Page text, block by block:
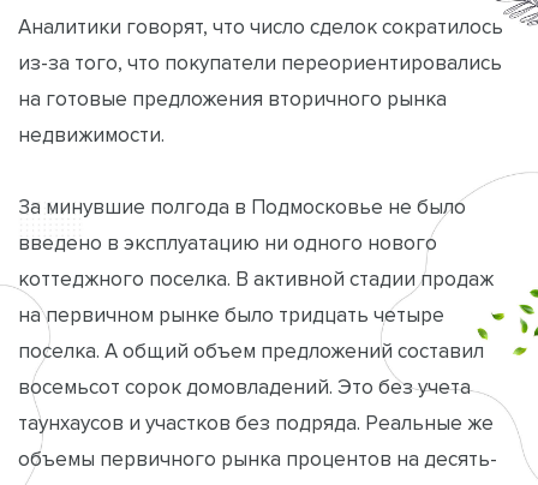
Аналитики говорят, что число сделок сократилось
из-за того, что покупатели переориентировались
на готовые предложения вторичного рынка
недвижимости.
За минувшие полгода в Подмосковье не было
введено в эксплуатацию ни одного нового
коттеджного поселка. В активной стадии продаж
на первичном рынке было тридцать четыре
поселка. А общий объем предложений составил
восемьсот сорок домовладений. Это без учета
таунхаусов и участков без подряда. Реальные же
объемы первичного рынка процентов на десять-